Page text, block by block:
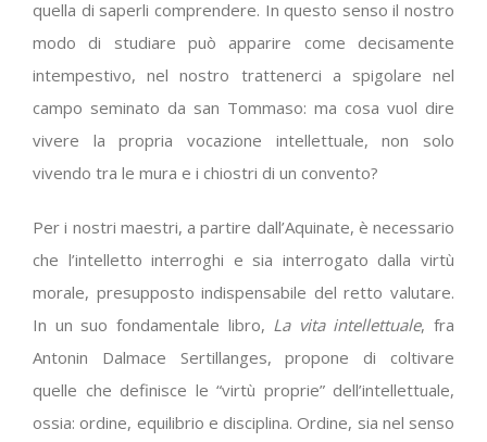
quella di saperli comprendere. In questo senso il nostro
modo di studiare può apparire come decisamente
intempestivo, nel nostro trattenerci a spigolare nel
campo seminato da san Tommaso: ma cosa vuol dire
vivere la propria vocazione intellettuale, non solo
vivendo tra le mura e i chiostri di un convento?
Per i nostri maestri, a partire dall’Aquinate, è necessario
che l’intelletto interroghi e sia interrogato dalla virtù
morale, presupposto indispensabile del retto valutare.
In un suo fondamentale libro, La vita intellettuale, fra
Antonin Dalmace Sertillanges, propone di coltivare
quelle che definisce le “virtù proprie” dell’intellettuale,
ossia: ordine, equilibrio e disciplina. Ordine, sia nel senso